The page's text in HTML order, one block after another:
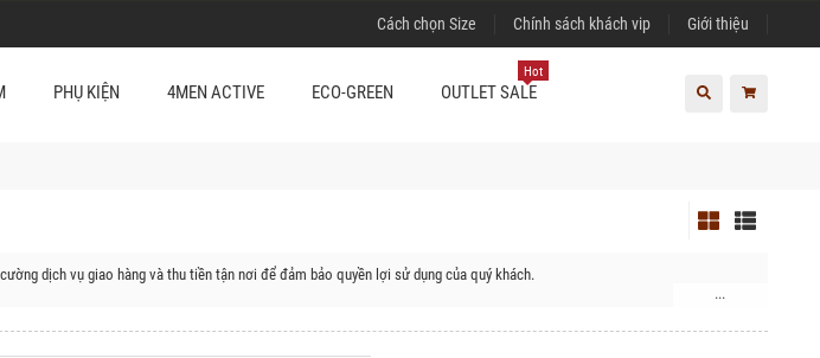
Cách chọn Size Chính sách khách vip Giới thiệu
PHỤ KIỆN 4MEN ACTIVE ECO-GREEN OUTLET SALE
Hot
dịch vụ giao hàng và thu tiền tận nơi để đảm bảo quyền lợi sử dụng của quý khách.
...